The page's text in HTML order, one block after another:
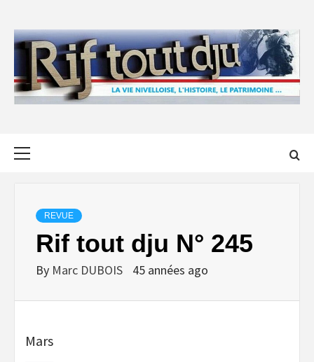
content
REVUE
Rif tout dju N° 245
By Marc DUBOIS 45 années ago
Mars